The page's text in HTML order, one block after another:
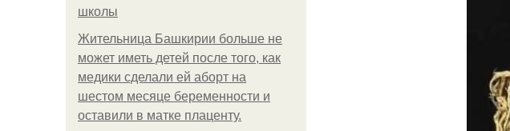
школы
Жительница Башкирии больше не
может иметь детей после того, как
медики сделали ей аборт на
шестом месяце беременности и
оставили в матке плаценту.